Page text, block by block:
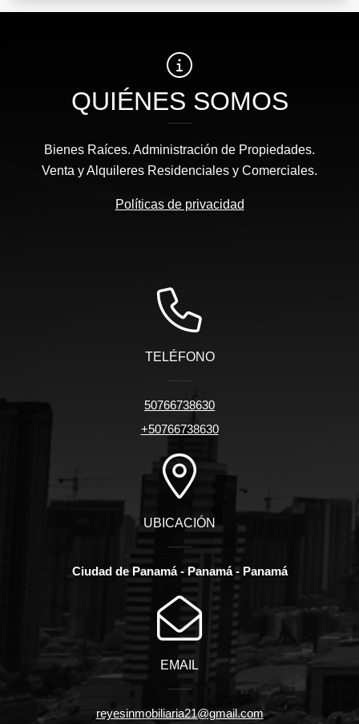
QUIÉNES SOMOS
Bienes Raíces. Administración de Propiedades.
Venta y Alquileres Residenciales y Comerciales.
Políticas de privacidad
TELÉFONO
50766738630
+50766738630
UBICACIÓN
Ciudad de Panamá - Panamá - Panamá
EMAIL
reyesinmobiliaria21@gmail.com